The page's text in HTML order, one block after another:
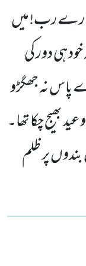
رب! میں
ہی دور کی
پاس نہ جھگڑو
بھیج چکا تھا۔
پر ظلم